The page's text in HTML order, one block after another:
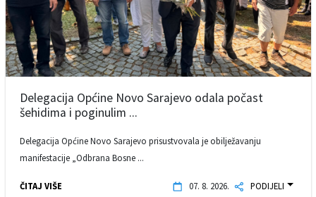
Delegacija Općine Novo Sarajevo odala počast
šehidima i poginulim ...
Delegacija Općine Novo Sarajevo prisustvovala je obilježavanju
manifestacije „Odbrana Bosne ...
ČITAJ VIŠE 07. 8. 2026. PODIJELI